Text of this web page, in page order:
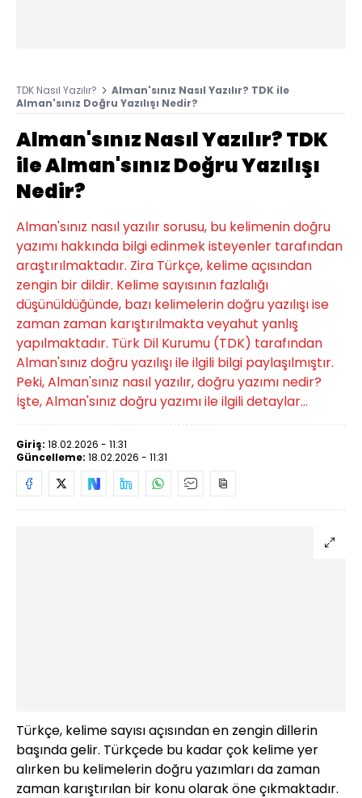
TDK Nasıl Yazılır?
Alman'sınız Nasıl Yazılır? TDK ile
Alman'sınız Doğru Yazılışı Nedir?
Alman'sınız Nasıl Yazılır? TDK
ile Alman'sınız Doğru Yazılışı
Nedir?
Alman'sınız nasıl yazılır sorusu, bu kelimenin doğru
yazımı hakkında bilgi edinmek isteyenler tarafından
araştırılmaktadır. Zira Türkçe, kelime açısından
zengin bir dildir. Kelime sayısının fazlalığı
düşünüldüğünde, bazı kelimelerin doğru yazılışı ise
zaman zaman karıştırılmakta veyahut yanlış
yapılmaktadır. Türk Dil Kurumu (TDK) tarafından
Alman'sınız doğru yazılışı ile ilgili bilgi paylaşılmıştır.
Peki, Alman'sınız nasıl yazılır, doğru yazımı nedir?
İşte, Alman'sınız doğru yazımı ile ilgili detaylar...
Giriş: 18.02.2026 - 11:31
Güncelleme: 18.02.2026 - 11:31
Türkçe, kelime sayısı açısından en zengin dillerin
başında gelir. Türkçede bu kadar çok kelime yer
alırken bu kelimelerin doğru yazımları da zaman
zaman karıştırılan bir konu olarak öne çıkmaktadır.